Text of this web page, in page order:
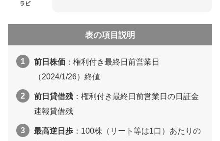
ラビ
表の項目説明
前日株価 ：権利付き最終日前営業日
（2024/1/26）終値
前日貸借残 ：権利付き最終日前営業日の日証金
速報貸借残
最高逆日歩 ：100株（リート等は1口）あたりの